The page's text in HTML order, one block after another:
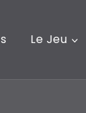
Le Jeu